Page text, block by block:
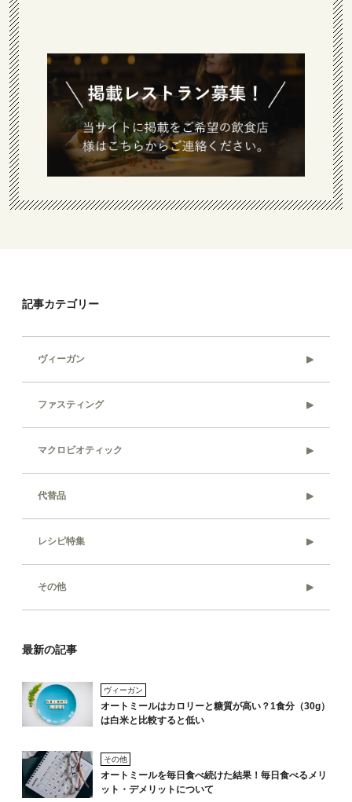
記事カテゴリー
ヴィーガン
ファスティング
マクロビオティック
代替品
レシピ特集
その他
最新の記事
ヴィーガン
オートミールはカロリーと糖質が高い？1食分（30g）
は白米と比較すると低い
その他
オートミールを毎日食べ続けた結果！毎日食べるメリ
ット・デメリットについて